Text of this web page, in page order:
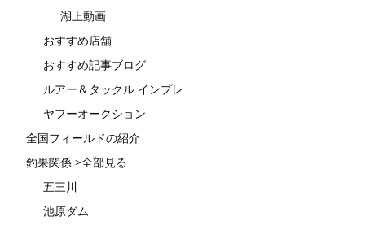
湖上動画
おすすめ店舗
おすすめ記事ブログ
ルアー＆タックル インプレ
ヤフーオークション
全国フィールドの紹介
釣果関係 >全部見る
五三川
池原ダム